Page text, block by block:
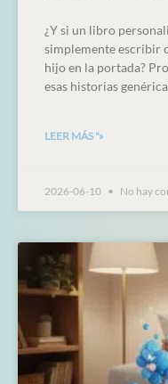
¿Y si un libro
simplemente escribir
hijo en la portada?
esas historias
LEER MÁS "»
2026-06-10 No hay